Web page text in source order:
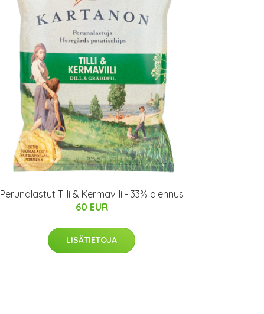
Perunalastut Tilli & Kermaviili - 33% alennus
60 EUR
LISÄTIETOJA